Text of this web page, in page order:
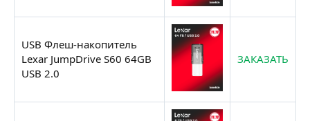
USB Флеш-накопитель
Lexar JumpDrive S60 64GB
USB 2.0
ЗАКАЗАТЬ